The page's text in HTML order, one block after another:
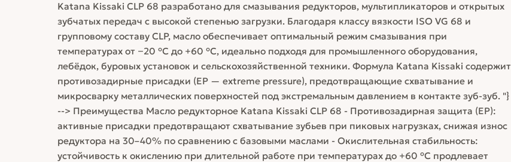
Katana Kissaki CLP 68 разработано для смазывания редукторов, мультипликаторов и открытых
зубчатых передач с высокой степенью загрузки. Благодаря классу вязкости ISO VG 68 и
групповому составу CLP, масло обеспечивает оптимальный режим смазывания при
температурах от −20 °C до +60 °C, идеально подходя для промышленного оборудования,
лебёдок, буровых установок и сельскохозяйственной техники. Формула Katana Kissaki содержит
противозадирные присадки (EP — extreme pressure), предотвращающие схватывание и
микросварку металлических поверхностей под экстремальным давлением в контакте зуб-зуб. "}
--> Преимущества Масло редукторное Katana Kissaki CLP 68 - Противозадирная защита (EP):
активные присадки предотвращают схватывание зубьев при пиковых нагрузках, снижая износ
редуктора на 30–40% по сравнению с базовыми маслами - Окислительная стабильность:
устойчивость к окислению при длительной работе при температурах до +60 °C продлевает